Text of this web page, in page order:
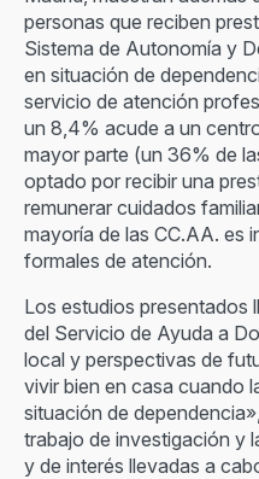
personas que reciben
Sistema de Autonomía y
en situación de
servicio de atención
un 8,4% acude a un
mayor parte (un 36% de
optado por recibir una
remunerar cuidados
mayoría de las CC.AA. es
formales de atención.
Los estudios presentados
del Servicio de Ayuda a
local y perspectivas de
vivir bien en casa cuando
situación de
trabajo de investigación y
y de interés llevadas a